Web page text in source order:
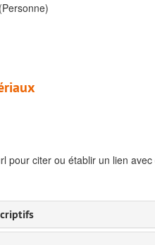
(Personne)
pour citer ou établir un lien